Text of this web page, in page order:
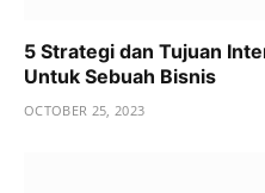
5 Strategi dan Tujuan
Untuk Sebuah Bisnis
OCTOBER 25, 2023